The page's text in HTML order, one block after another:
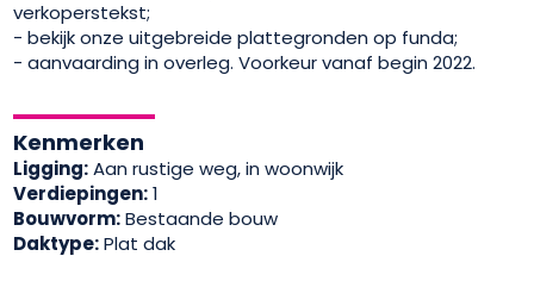
verkoperstekst;
- bekijk onze uitgebreide plattegronden op funda;
- aanvaarding in overleg. Voorkeur vanaf begin 2022.
Kenmerken
Ligging:Aan rustige weg, in woonwijk
Verdiepingen:1
Bouwvorm:Bestaande bouw
Daktype:Plat dak